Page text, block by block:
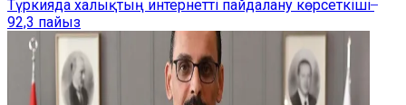
Түркияда халықтың интернетті пайдалану көрсеткіші ̶
92,3 пайыз